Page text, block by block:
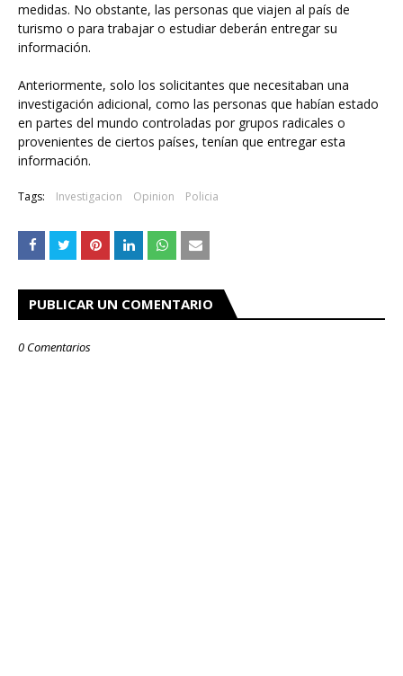
medidas. No obstante, las personas que viajen al país de
turismo o para trabajar o estudiar deberán entregar su
información.
Anteriormente, solo los solicitantes que necesitaban una
investigación adicional, como las personas que habían estado
en partes del mundo controladas por grupos radicales o
provenientes de ciertos países, tenían que entregar esta
información.
Tags: Investigacion Opinion Policia
PUBLICAR UN COMENTARIO
0 Comentarios